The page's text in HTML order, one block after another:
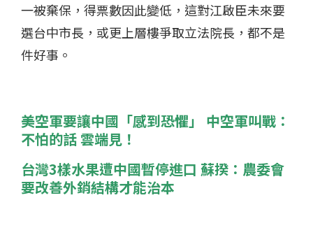
一被棄保，得票數因此變低，這對江啟臣未來要
選台中市長，或更上層樓爭取立法院長，都不是
件好事。
美空軍要讓中國「感到恐懼」 中空軍叫戰：
不怕的話 雲端見！
台灣3樣水果遭中國暫停進口 蘇揆：農委會
要改善外銷結構才能治本